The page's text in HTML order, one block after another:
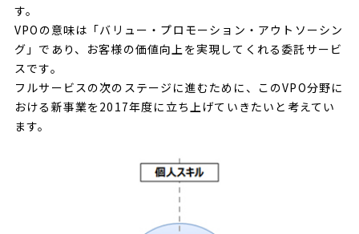
す。
VPOの意味は「バリュー・プロモーション・アウトソーシン
グ」であり、お客様の価値向上を実現してくれる委託サービ
スです。
フルサービスの次のステージに進むために、このVPO分野に
おける新事業を2017年度に立ち上げていきたいと考えてい
ます。